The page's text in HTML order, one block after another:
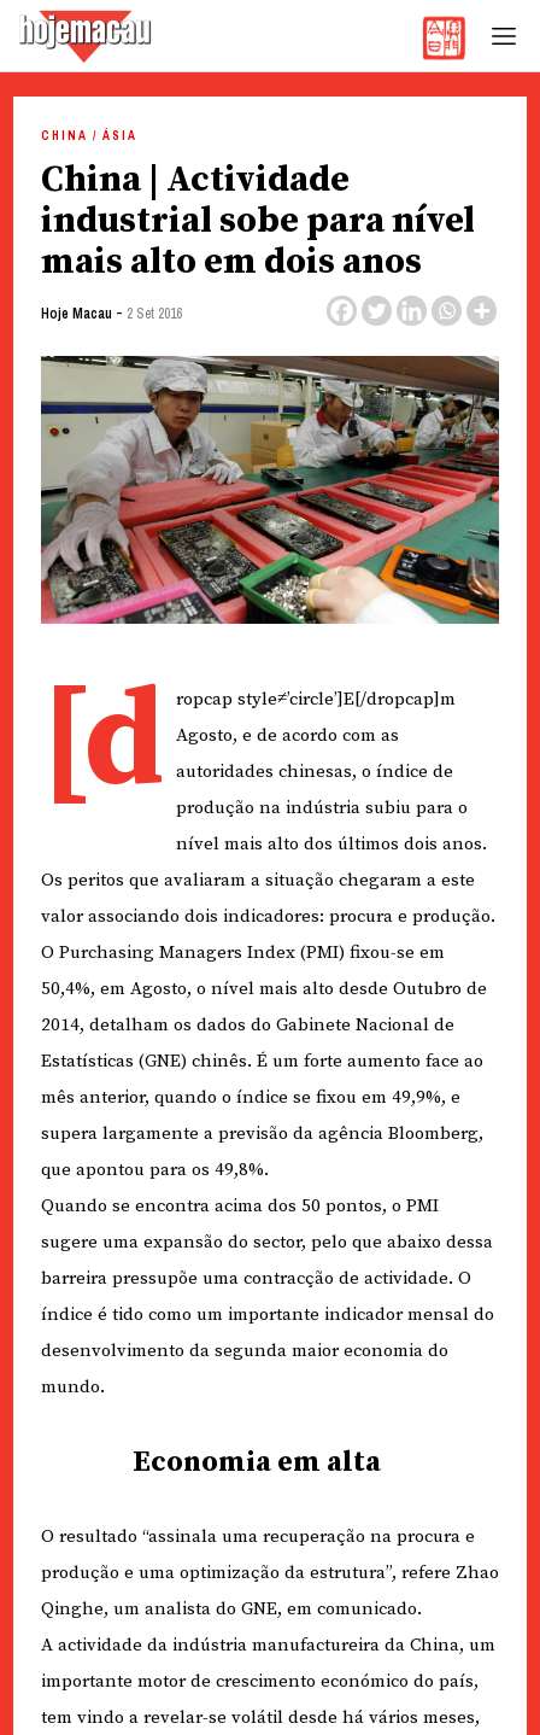
content
CHINA / ÁSIA
China | Actividade
industrial sobe para nível
mais alto em dois anos
Hoje Macau - 2 Set 2016
[d
ropcap style≠’circle’]E[/dropcap]m
Agosto, e de acordo com as
autoridades chinesas, o índice de
produção na indústria subiu para o
nível mais alto dos últimos dois anos.
Os peritos que avaliaram a situação chegaram a este
valor associando dois indicadores: procura e produção.
O Purchasing Managers Index (PMI) fixou-se em
50,4%, em Agosto, o nível mais alto desde Outubro de
2014, detalham os dados do Gabinete Nacional de
Estatísticas (GNE) chinês. É um forte aumento face ao
mês anterior, quando o índice se fixou em 49,9%, e
supera largamente a previsão da agência Bloomberg,
que apontou para os 49,8%.
Quando se encontra acima dos 50 pontos, o PMI
sugere uma expansão do sector, pelo que abaixo dessa
barreira pressupõe uma contracção de actividade. O
índice é tido como um importante indicador mensal do
desenvolvimento da segunda maior economia do
mundo.
Economia em alta
O resultado “assinala uma recuperação na procura e
produção e uma optimização da estrutura”, refere Zhao
Qinghe, um analista do GNE, em comunicado.
A actividade da indústria manufactureira da China, um
importante motor de crescimento económico do país,
tem vindo a revelar-se volátil desde há vários meses,